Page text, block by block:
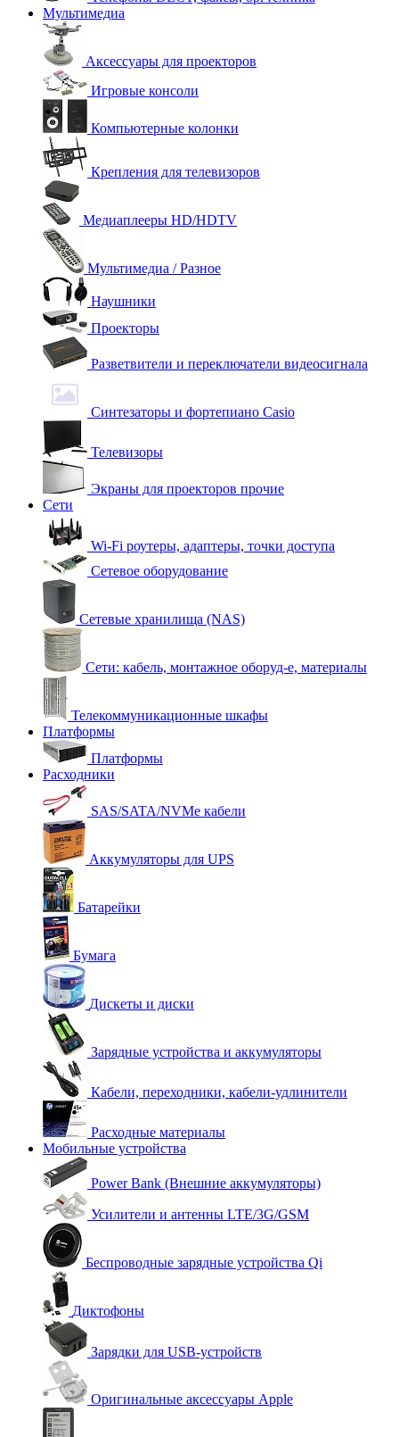
Мультимедиа
Аксессуары для проекторов
Игровые консоли
Компьютерные колонки
Крепления для телевизоров
Медиаплееры HD/HDTV
Мультимедиа / Разное
Наушники
Проекторы
Разветвители и переключатели видеосигнала
Синтезаторы и фортепиано Casio
Телевизоры
Экраны для проекторов прочие
Сети
Wi-Fi роутеры, адаптеры, точки доступа
Сетевое оборудование
Сетевые хранилища (NAS)
Сети: кабель, монтажное оборуд-е, материалы
Телекоммуникационные шкафы
Платформы
Платформы
Расходники
SAS/SATA/NVMe кабели
Аккумуляторы для UPS
Батарейки
Бумага
Дискеты и диски
Зарядные устройства и аккумуляторы
Кабели, переходники, кабели-удлинители
Расходные материалы
Мобильные устройства
Power Bank (Внешние аккумуляторы)
Усилители и антенны LTE/3G/GSM
Беспроводные зарядные устройства Qi
Диктофоны
Зарядки для USB-устройств
Оригинальные аксессуары Apple